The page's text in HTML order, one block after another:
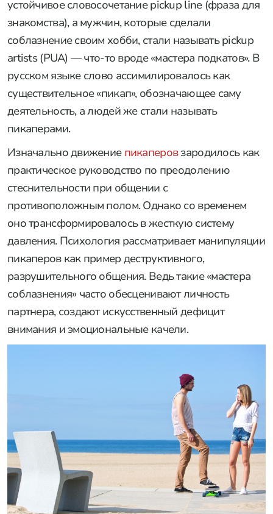
устойчивое словосочетание pickup line (фраза для
знакомства), а мужчин, которые сделали
соблазнение своим хобби, стали называть pickup
artists (PUA) — что-то вроде «мастера подкатов». В
русском языке слово ассимилировалось как
существительное «пикап», обозначающее саму
деятельность, а людей же стали называть
пикаперами.
Изначально движение пикаперовзародилось как
практическое руководство по преодолению
стеснительности при общении с
противоположным полом. Однако со временем
оно трансформировалось в жесткую систему
давления. Психология рассматривает манипуляции
пикаперов как пример деструктивного,
разрушительного общения. Ведь такие «мастера
соблазнения» часто обесценивают личность
партнера, создают искусственный дефицит
внимания и эмоциональные качели.